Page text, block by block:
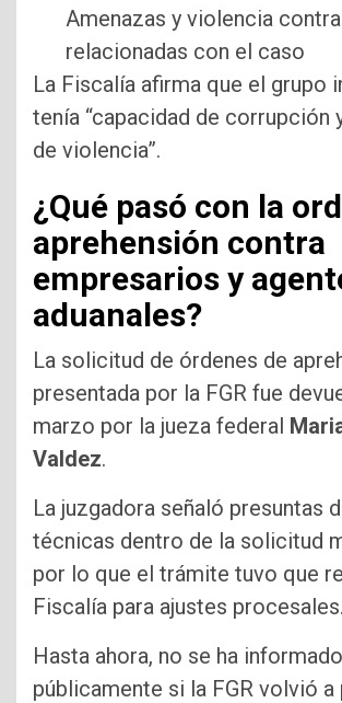
Amenazas y violencia
relacionadas con el caso
La Fiscalía afirma que el grupo
tenía “capacidad de corrupción
de violencia”.
¿Qué pasó con la
aprehensión contra
empresarios y
aduanales?
La solicitud de órdenes de
presentada por la FGR fue
marzo por la jueza federal
Valdez.
La juzgadora señaló presuntas
técnicas dentro de la solicitud
por lo que el trámite tuvo que
Fiscalía para ajustes procesales.
Hasta ahora, no se ha informado
públicamente si la FGR volvió a